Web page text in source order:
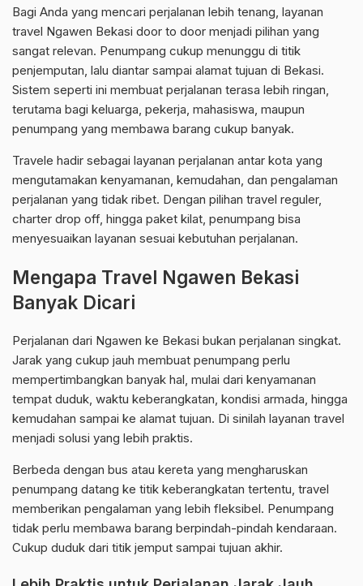
Bagi Anda yang mencari perjalanan lebih tenang, layanan
travel Ngawen Bekasi door to door menjadi pilihan yang
sangat relevan. Penumpang cukup menunggu di titik
penjemputan, lalu diantar sampai alamat tujuan di Bekasi.
Sistem seperti ini membuat perjalanan terasa lebih ringan,
terutama bagi keluarga, pekerja, mahasiswa, maupun
penumpang yang membawa barang cukup banyak.
Travele hadir sebagai layanan perjalanan antar kota yang
mengutamakan kenyamanan, kemudahan, dan pengalaman
perjalanan yang tidak ribet. Dengan pilihan travel reguler,
charter drop off, hingga paket kilat, penumpang bisa
menyesuaikan layanan sesuai kebutuhan perjalanan.
Mengapa Travel Ngawen Bekasi
Banyak Dicari
Perjalanan dari Ngawen ke Bekasi bukan perjalanan singkat.
Jarak yang cukup jauh membuat penumpang perlu
mempertimbangkan banyak hal, mulai dari kenyamanan
tempat duduk, waktu keberangkatan, kondisi armada, hingga
kemudahan sampai ke alamat tujuan. Di sinilah layanan travel
menjadi solusi yang lebih praktis.
Berbeda dengan bus atau kereta yang mengharuskan
penumpang datang ke titik keberangkatan tertentu, travel
memberikan pengalaman yang lebih fleksibel. Penumpang
tidak perlu membawa barang berpindah-pindah kendaraan.
Cukup duduk dari titik jemput sampai tujuan akhir.